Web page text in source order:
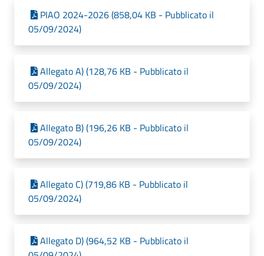
PIAO 2024-2026 (858,04 KB - Pubblicato il
05/09/2024)
Allegato A) (128,76 KB - Pubblicato il
05/09/2024)
Allegato B) (196,26 KB - Pubblicato il
05/09/2024)
Allegato C) (719,86 KB - Pubblicato il
05/09/2024)
Allegato D) (964,52 KB - Pubblicato il